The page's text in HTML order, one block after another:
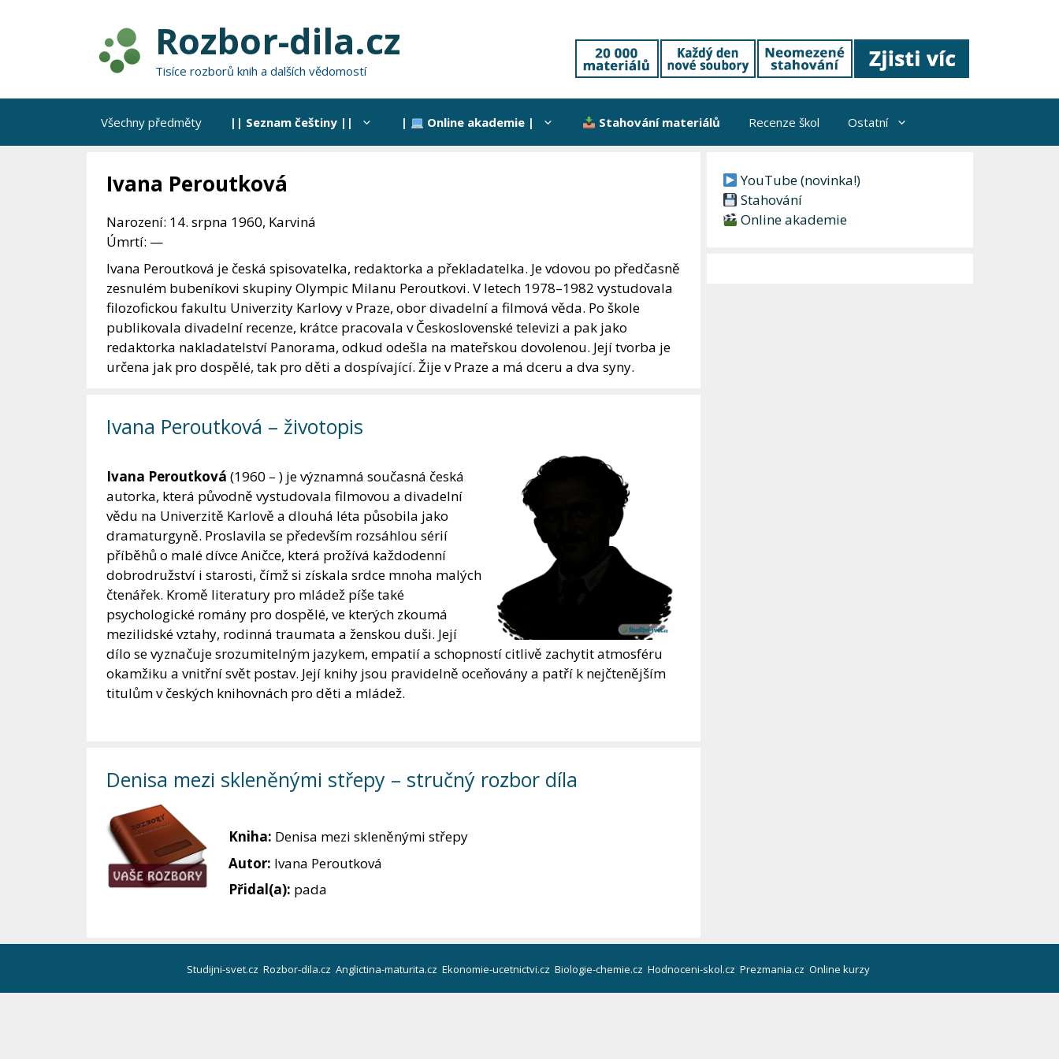
Rozbor-dila.cz
Tisíce rozborů knih a dalších vědomostí
Všechny předměty || Seznam češtiny || | Online akademie | Stahování materiálů Recenze škol Ostatní
Ivana Peroutková
Narození: 14. srpna 1960, Karviná
Úmrtí: —
Ivana Peroutková je česká spisovatelka, redaktorka a překladatelka. Je vdovou po předčasně
zesnulém bubeníkovi skupiny Olympic Milanu Peroutkovi. V letech 1978–1982 vystudovala
filozofickou fakultu Univerzity Karlovy v Praze, obor divadelní a filmová věda. Po škole
publikovala divadelní recenze, krátce pracovala v Československé televizi a pak jako
redaktorka nakladatelství Panorama, odkud odešla na mateřskou dovolenou. Její tvorba je
určena jak pro dospělé, tak pro děti a dospívající. Žije v Praze a má dceru a dva syny.
Ivana Peroutková – životopis
Ivana Peroutková (1960 – ) je významná současná česká
autorka, která původně vystudovala filmovou a divadelní
vědu na Univerzitě Karlově a dlouhá léta působila jako
dramaturgyně. Proslavila se především rozsáhlou sérií
příběhů o malé dívce Aničce, která prožívá každodenní
dobrodružství i starosti, čímž si získala srdce mnoha malých
čtenářek. Kromě literatury pro mládež píše také
psychologické romány pro dospělé, ve kterých zkoumá
mezilidské vztahy, rodinná traumata a ženskou duši. Její
dílo se vyznačuje srozumitelným jazykem, empatií a schopností citlivě zachytit atmosféru
okamžiku a vnitřní svět postav. Její knihy jsou pravidelně oceňovány a patří k nejčtenějším
titulům v českých knihovnách pro děti a mládež.
Denisa mezi skleněnými střepy – stručný rozbor díla
Kniha: Denisa mezi skleněnými střepy
Autor: Ivana Peroutková
Přidal(a): pada
YouTube (novinka!)
Stahování
Online akademie
Studijni-svet.cz Rozbor-dila.cz Anglictina-maturita.cz Ekonomie-ucetnictvi.cz Biologie-chemie.cz Hodnoceni-skol.cz Prezmania.cz Online kurzy